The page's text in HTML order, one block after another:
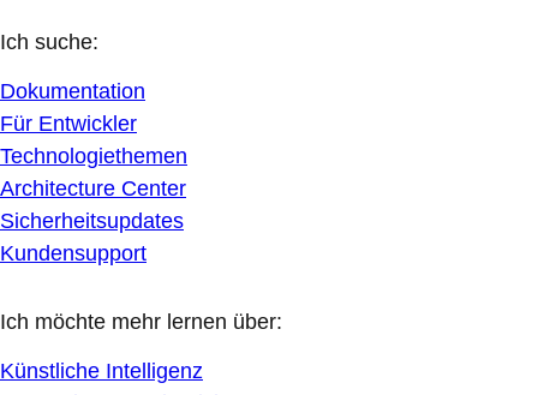
Ich suche:
Dokumentation
Für Entwickler
Technologiethemen
Architecture Center
Sicherheitsupdates
Kundensupport
Ich möchte mehr lernen über:
Künstliche Intelligenz